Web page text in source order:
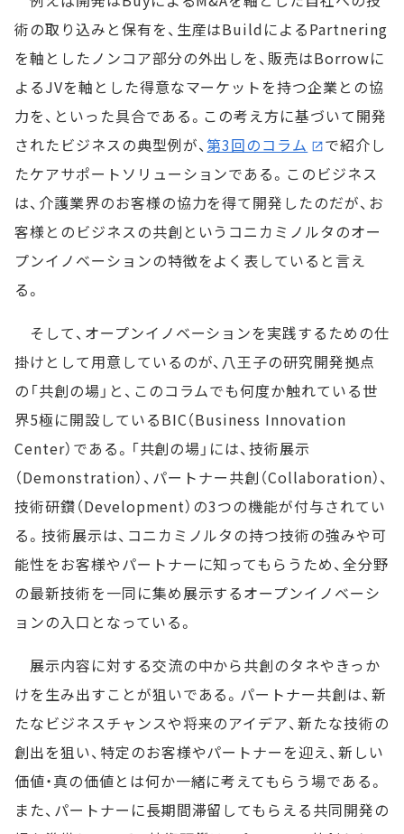
術の取り込みと保有を、生産はBuildによるPartnering
を軸としたノンコア部分の外出しを、販売はBorrowに
よるJVを軸とした得意なマーケットを持つ企業との協
力を、といった具合である。この考え方に基づいて開発
されたビジネスの典型例が、第3回のコラム
で紹介し
たケアサポートソリューションである。このビジネス
は、介護業界のお客様の協力を得て開発したのだが、お
客様とのビジネスの共創というコニカミノルタのオー
プンイノベーションの特徴をよく表していると言え
る。
そして、オープンイノベーションを実践するための仕
掛けとして用意しているのが、八王子の研究開発拠点
の「共創の場」と、このコラムでも何度か触れている世
界5極に開設しているBIC（Business Innovation
Center）である。「共創の場」には、技術展示
（Demonstration）、パートナー共創（Collaboration）、
技術研鑽（Development）の3つの機能が付与されてい
る。技術展示は、コニカミノルタの持つ技術の強みや可
能性をお客様やパートナーに知ってもらうため、全分野
の最新技術を一同に集め展示するオープンイノベーシ
ョンの入口となっている。
展示内容に対する交流の中から共創のタネやきっか
けを生み出すことが狙いである。パートナー共創は、新
たなビジネスチャンスや将来のアイデア、新たな技術の
創出を狙い、特定のお客様やパートナーを迎え、新しい
価値・真の価値とは何か一緒に考えてもらう場である。
また、パートナーに長期間滞留してもらえる共同開発の